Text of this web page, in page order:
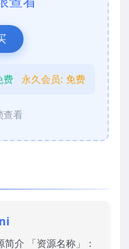
费 永久会员: 免费
查看
介 「资源名称」：